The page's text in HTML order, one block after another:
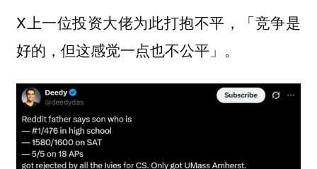
X上一位投资大佬为此打抱不平，「竞争是
好的，但这感觉一点也不公平」。